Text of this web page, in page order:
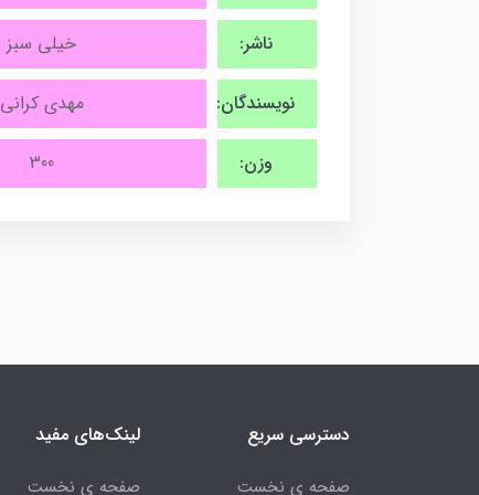
ناشر: خیلی سبز
نویسندگان: مهدی کرانی
وزن: 300
دسترسی سریع
صفحه ی نخست
لینک‌های مفید
صفحه ی نخست